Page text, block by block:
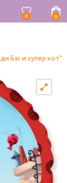
0 0
Баг и супер кот"